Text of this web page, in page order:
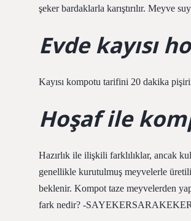
şeker bardaklarla karıştırılır. Meyve
Evde kayısı
Kayısı kompotu tarifini 20 dakika
Hoşaf ile
Hazırlık ile ilişkili farklılıklar, ancak
genellikle kurutulmuş meyvelerle
beklenir. Kompot taze meyvelerden
fark nedir? -